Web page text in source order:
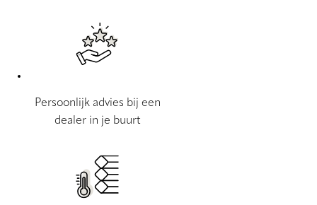
Persoonlijk advies bij een
dealer in je buurt